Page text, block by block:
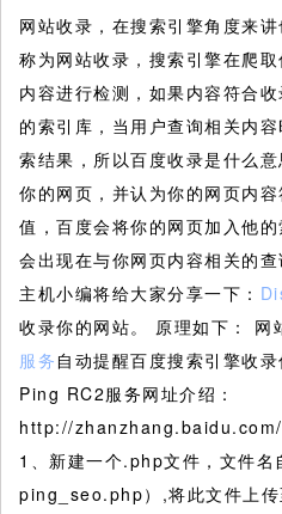
网站收录，在搜索引擎角度来
称为网站收录，搜索引擎在爬
内容进行检测，如果内容符合
的索引库，当用户查询相关内
索结果，所以百度收录是什么
你的网页，并认为你的网页内
值，百度会将你的网页加入他
会出现在与你网页内容相关的
主机小编将给大家分享一下：
收录你的网站。
原理如下： 网
服务 自动提醒百度搜索引擎收
Ping RC2服务网址介绍：
http://zhanzhang.baidu.com/
1、新建一个.php文件，文件名
ping_seo.php）,将此文件上